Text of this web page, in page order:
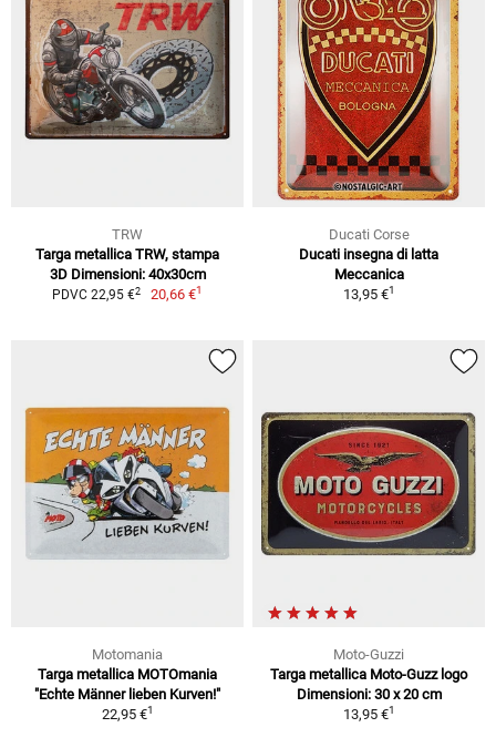
TRW
Targa metallica TRW, stampa
3D Dimensioni: 40x30cm
PDVC 22,95 €2 20,66 €1
Ducati Corse
Ducati insegna di latta
Meccanica
13,95 €1
Motomania
Targa metallica MOTOmania
"Echte Männer lieben Kurven!"
22,95 €1
Moto-Guzzi
Targa metallica Moto-Guzz logo
Dimensioni: 30 x 20 cm
13,95 €1